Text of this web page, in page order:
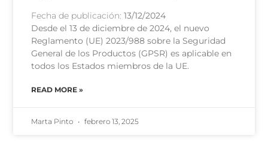
Fecha de publicación:13/12/2024
Desde el 13 de diciembre de 2024, el nuevo
Reglamento (UE) 2023/988 sobre la Seguridad
General de los Productos (GPSR) es aplicable en
todos los Estados miembros de la UE.
READ MORE »
Marta Pinto febrero 13, 2025